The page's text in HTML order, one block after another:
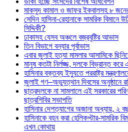
মাকসুদ কামাল ও জাফর ইকবালসহ ৮
সেদিন হাসিনা-রেহানাকে সামরিক বিমানে
সিদ্দিকী?
ঢাকাসহ যেসব অঞ্চলে বজ্রবৃষ্টির আভাস
তিন বিভাগে বন্যার পূর্বাভাস
এবার জুলাই হত্যা মামলার আসামিকে
মানুষ কতটা নির্লজ্জ, দলকে বিভ্রান্ত
হাসিনার বক্তব্য ইস্যুতে পররাষ্ট্র
জুলাই গণ–অভ্যুত্থান দিবসের অনুষ্ঠানে
ছাত্রদলকে না সামলালে এই সরকারের
ছাত্রশিবির সভাপতি
হাসিনার দেশত্যাগের অজানা অধ্যায়, ২
হাসিনাকে বহন করা হেলিকপ্টার-সামরিক
এখন কোথায়